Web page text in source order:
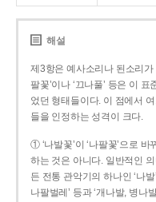
해설
제3항은 예사소리나 된소리가
팔꽃’이나 ‘끄나풀’ 등은 이
었던 형태들이다. 이 점에서
들을 인정하는 성격이 크다.
① ‘나발꽃’이 ‘나팔꽃’으로 바
하는 것은 아니다. 일반적인
든 전통 관악기의 하나인 ‘나
나팔벌레’ 등과 ‘개나발, 병나